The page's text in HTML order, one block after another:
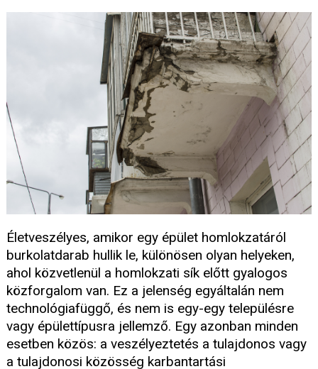
Életveszélyes, amikor egy épület homlokzatáról
burkolatdarab hullik le, különösen olyan helyeken,
ahol közvetlenül a homlokzati sík előtt gyalogos
közforgalom van. Ez a jelenség egyáltalán nem
technológiafüggő, és nem is egy-egy településre
vagy épülettípusra jellemző. Egy azonban minden
esetben közös: a veszélyeztetés a tulajdonos vagy
a tulajdonosi közösség karbantartási